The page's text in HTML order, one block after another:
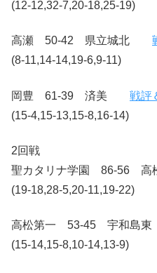
(12-12,32-7,20-18,25-19)
高瀬 50-42 県立城北
(8-11,14-14,19-6,9-11)
岡豊 61-39 済美 戦評
(15-4,15-13,15-8,16-14)
2回戦
聖カタリナ学園 86-56
(19-18,28-5,20-11,19-22)
高松第一 53-45 宇和島
(15-14,15-8,10-14,13-9)